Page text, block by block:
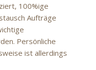
100%ige
Aufträge
Persönliche
ist allerdings